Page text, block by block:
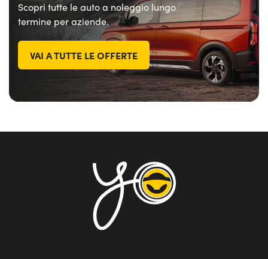
Scopri tutte le auto a noleggio lungo
termine per aziende.
VAI A TUTTE LE OFFERTE